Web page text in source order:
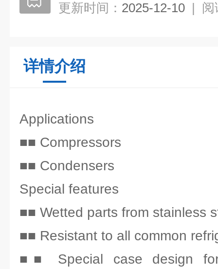
更新时间： 2025-12-10 | 阅
详情介绍
Applications
■■ Compressors
■■ Condensers
Special features
■■ Wetted parts from stainless
■■ Resistant to all common
■■ Special case design